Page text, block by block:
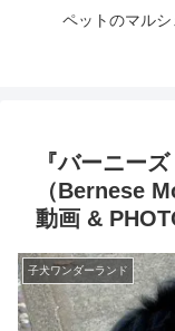
ペットのマルシ
『バーニー
（Bernese
動画 &
子犬ワンダーランド